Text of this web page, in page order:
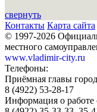
свернуть
Контакты Карта сайта
© 1997-2026
местного
www.vladimir-city.ru
Телефоны:
Приёмная главы
8 (4922) 53-28-17
Информация о